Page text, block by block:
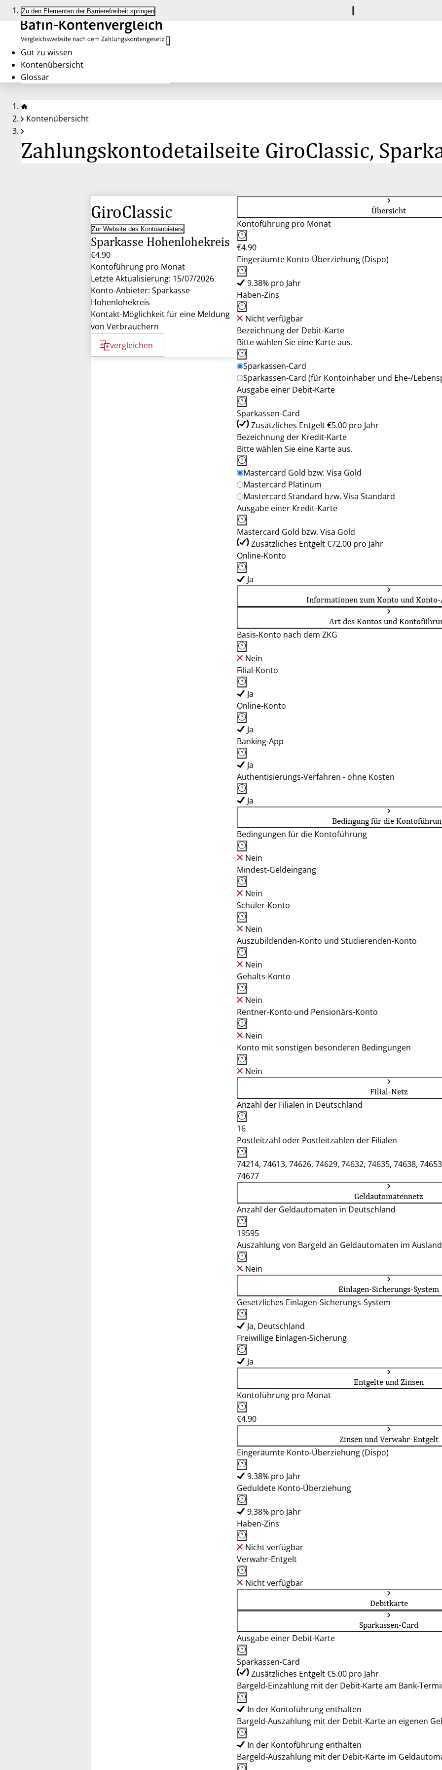
Zu den Elementen der Barrierefreiheit springen
Gut zu wissen
Kontenübersicht
Glossar
Kontenübersicht
Zahlungskontodetailseite GiroClassic,
GiroClassic
Zur Website des Kontoanbieters
Sparkasse Hohenlohekreis
€4.90
Kontoführung pro Monat
Letzte Aktualisierung: 15/07/2026
Konto-Anbieter: Sparkasse
Hohenlohekreis
Kontakt-Möglichkeit für eine Meldung
von Verbrauchern
vergleichen
Übersicht
Kontoführung pro Monat
€4.90
Eingeräumte Konto-Überziehung (Dispo)
9.38% pro Jahr
Haben-Zins
Nicht verfügbar
Bezeichnung der Debit-Karte
Bitte wählen Sie eine Karte aus.
Sparkassen-Card
Sparkassen-Card (für Kontoinhaber und Ehe-/
Ausgabe einer Debit-Karte
Sparkassen-Card
Zusätzliches Entgelt €5.00 pro Jahr
Bezeichnung der Kredit-Karte
Bitte wählen Sie eine Karte aus.
Mastercard Gold bzw. Visa Gold
Mastercard Platinum
Mastercard Standard bzw. Visa Standard
Ausgabe einer Kredit-Karte
Mastercard Gold bzw. Visa Gold
Zusätzliches Entgelt €72.00 pro Jahr
Online-Konto
Ja
Informationen zum Konto und
Art des Kontos und
Basis-Konto nach dem ZKG
Nein
Filial-Konto
Ja
Online-Konto
Ja
Banking-App
Ja
Authentisierungs-Verfahren - ohne Kosten
Ja
Bedingung für die
Bedingungen für die Kontoführung
Nein
Mindest-Geldeingang
Nein
Schüler-Konto
Nein
Auszubildenden-Konto und Studierenden-Konto
Nein
Gehalts-Konto
Nein
Rentner-Konto und Pensionärs-Konto
Nein
Konto mit sonstigen besonderen Bedingungen
Nein
Filial-Netz
Anzahl der Filialen in Deutschland
16
Postleitzahl oder Postleitzahlen der Filialen
74214, 74613, 74626, 74629, 74632, 74635, 74638,
74677
Geldautomatennetz
Anzahl der Geldautomaten in Deutschland
19595
Auszahlung von Bargeld an Geldautomaten im
Nein
Einlagen-Sicherungs-System
Gesetzliches Einlagen-Sicherungs-System
Ja, Deutschland
Freiwillige Einlagen-Sicherung
Ja
Entgelte und Zinsen
Kontoführung pro Monat
€4.90
Zinsen und Verwahr-Entgelt
Eingeräumte Konto-Überziehung (Dispo)
9.38% pro Jahr
Geduldete Konto-Überziehung
9.38% pro Jahr
Haben-Zins
Nicht verfügbar
Verwahr-Entgelt
Nicht verfügbar
Debitkarte
Sparkassen-Card
Ausgabe einer Debit-Karte
Sparkassen-Card
Zusätzliches Entgelt €5.00 pro Jahr
Bargeld-Einzahlung mit der Debit-Karte am Bank-
In der Kontoführung enthalten
Bargeld-Auszahlung mit der Debit-Karte an eigenen
In der Kontoführung enthalten
Bargeld-Auszahlung mit der Debit-Karte im